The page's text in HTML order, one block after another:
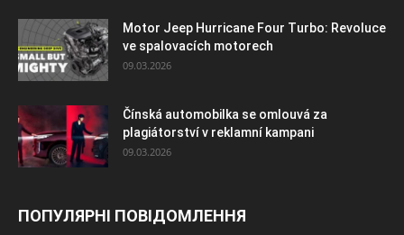
Motor Jeep Hurricane Four Turbo: Revoluce
ve spalovacích motorech
09.03.2026
Čínská automobilka se omlouvá za
plagiátorství v reklamní kampani
09.03.2026
ПОПУЛЯРНІ ПОВІДОМЛЕННЯ